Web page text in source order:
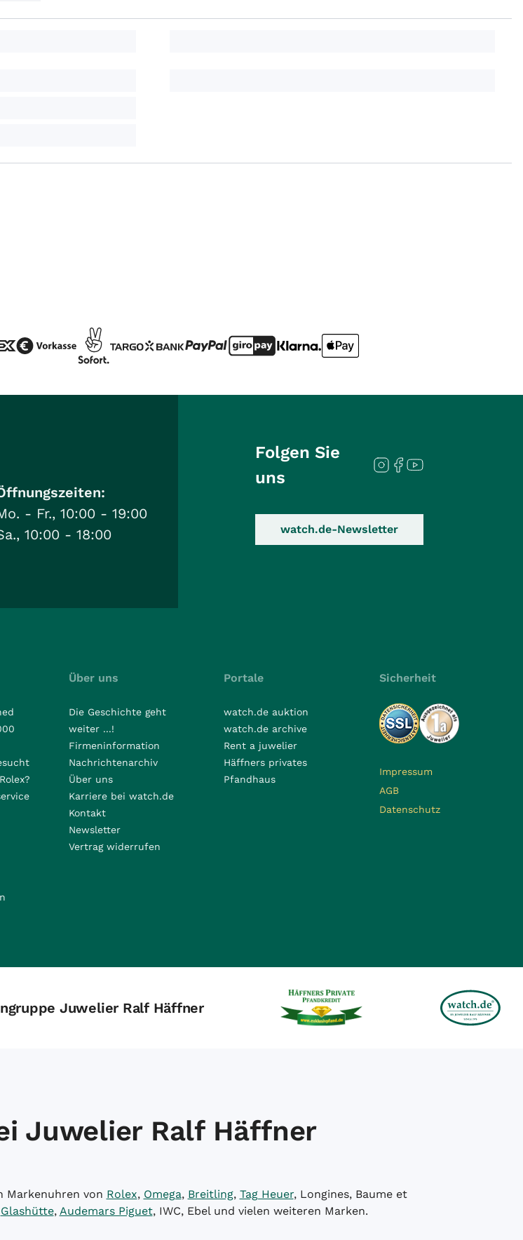
- Fr., 10:00 - 19:00
10:00 - 18:00
Folgen Sie
uns
watch.de-Newsletter
Über uns
Die Geschichte geht
weiter ...!
Firmeninformation
Nachrichtenarchiv
Über uns
Karriere bei watch.de
Kontakt
Newsletter
Vertrag widerrufen
Portale
watch.de auktion
watch.de archive
Rent a juwelier
Häffners privates
Pfandhaus
Sicherheit
Impressum
AGB
Datenschutz
Juwelier Ralf Häffner
Juwelier Ralf Häffner
Markenuhren von Rolex, Omega, Breitling, Tag Heuer, Longines, Baume et
Glashütte, Audemars Piguet, IWC, Ebel und vielen weiteren Marken.